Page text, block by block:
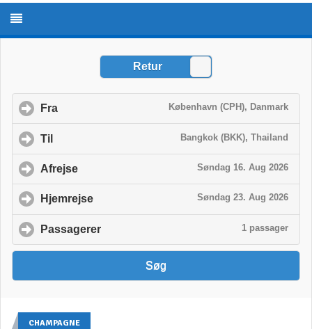
CHAMPAGNE